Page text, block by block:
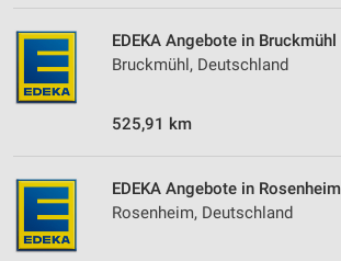
EDEKA Angebote in Bruckmühl
Bruckmühl, Deutschland
525,91 km
EDEKA Angebote in Rosenheim
Rosenheim, Deutschland